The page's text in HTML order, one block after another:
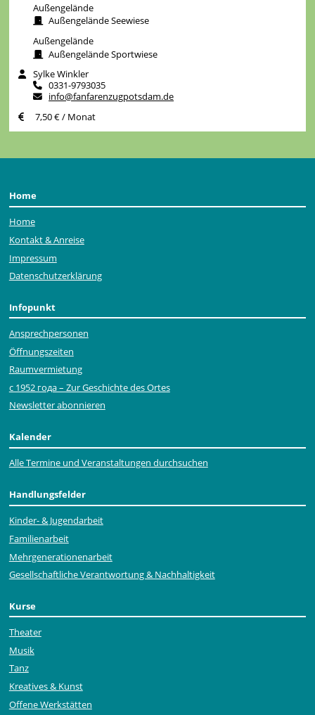
Außengelände
Außengelände Seewiese
Außengelände
Außengelände Sportwiese
Sylke Winkler
0331-9793035
info@fanfarenzugpotsdam.de
7,50 € / Monat
Home
Home
Kontakt & Anreise
Impressum
Datenschutzerklärung
Infopunkt
Ansprechpersonen
Öffnungszeiten
Raumvermietung
с 1952 года – Zur Geschichte des Ortes
Newsletter abonnieren
Kalender
Alle Termine und Veranstaltungen durchsuchen
Handlungsfelder
Kinder- & Jugendarbeit
Familienarbeit
Mehr­generationen­arbeit
Gesellschaftliche Verantwortung & Nachhaltigkeit
Kurse
Theater
Musik
Tanz
Kreatives & Kunst
Offene Werkstätten